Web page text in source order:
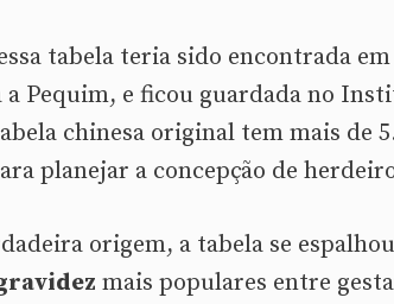
tabela teria sido encontrada
a Pequim, e ficou guardada no
chinesa original tem mais de
planejar a concepção de
origem, a tabela se
mais populares entre